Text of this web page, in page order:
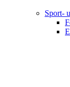
Sport-